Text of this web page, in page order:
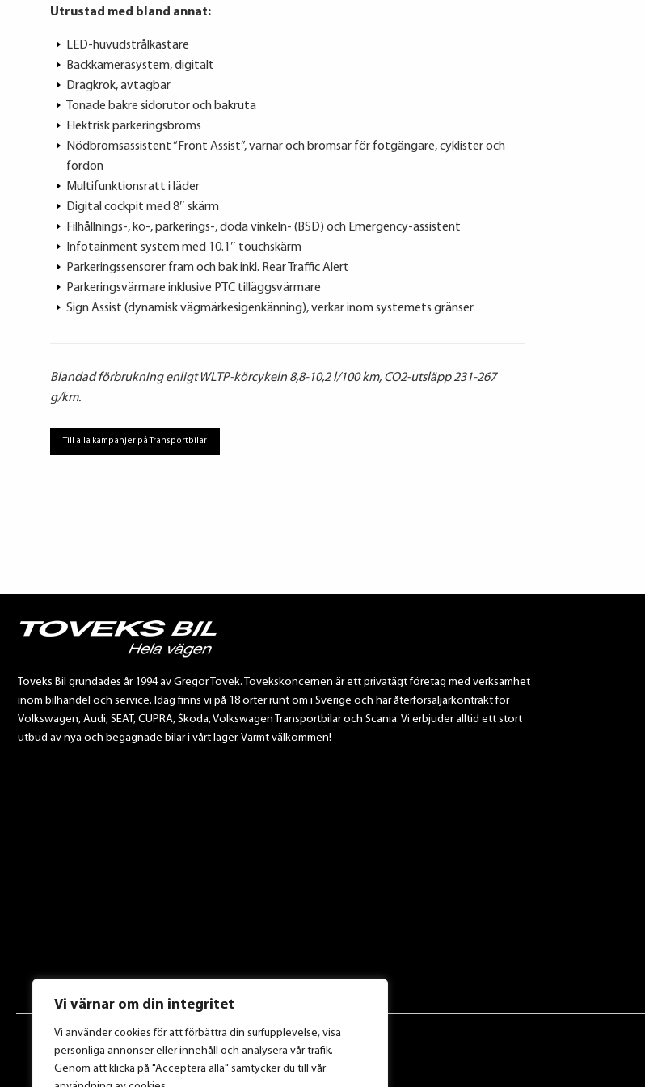
Vi värnar om din integritet
Vi använder cookies för att förbättra din surfupplevelse, visa
personliga annonser eller innehåll och analysera vår trafik.
Genom att klicka på "Acceptera alla" samtycker du till vår
Utrustad med bland annat:
LED-huvudstrålkastare
Backkamerasystem, digitalt
Dragkrok, avtagbar
Tonade bakre sidorutor och bakruta
Elektrisk parkeringsbroms
Nödbromsassistent “Front Assist”, varnar och bromsar för fotgängare, cyklister och
fordon
Multifunktionsratt i läder
Digital cockpit med 8″ skärm
Filhållnings-, kö-, parkerings-, döda vinkeln- (BSD) och Emergency-assistent
Infotainment system med 10.1″ touchskärm
Parkeringssensorer fram och bak inkl. Rear Traffic Alert
Parkeringsvärmare inklusive PTC tilläggsvärmare
Sign Assist (dynamisk vägmärkesigenkänning), verkar inom systemets gränser
Blandad förbrukning enligt WLTP-körcykeln 8,8-10,2 l/100 km, CO2-utsläpp 231-267
g/km.
Till alla kampanjer på Transportbilar
Toveks Bil grundades år 1994 av Gregor Tovek. Tovekskoncernen är ett privatägt företag med verksamhet
inom bilhandel och service. Idag finns vi på 18 orter runt om i Sverige och har återförsäljarkontrakt för
Volkswagen, Audi, SEAT, CUPRA, Škoda, Volkswagen Transportbilar och Scania. Vi erbjuder alltid ett stort
utbud av nya och begagnade bilar i vårt lager. Varmt välkommen!